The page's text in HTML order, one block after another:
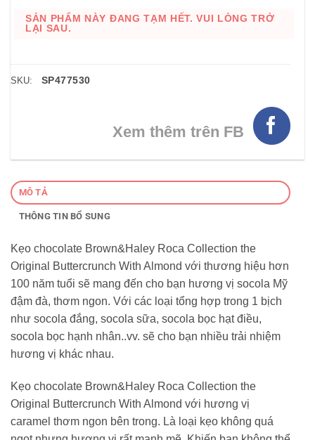
SẢN PHẨM NÀY ĐANG TẠM HẾT. VUI LÒNG TRỞ
LẠI SAU.
SKU: SP477530
Xem thêm trên FB
MÔ TẢ
THÔNG TIN BỔ SUNG
Kẹo chocolate Brown&Haley Roca Collection the
Original Buttercrunch With Almond với thương hiệu hơn
100 năm tuổi sẽ mang đến cho bạn hương vị socola Mỹ
đậm đà, thơm ngon. Với các loại tổng hợp trong 1 bịch
như socola đắng, socola sữa, socola bọc hạt điều,
socola bọc hạnh nhân..vv. sẽ cho bạn nhiều trải nhiệm
hương vị khác nhau.
Kẹo chocolate Brown&Haley Roca Collection the
Original Buttercrunch With Almond với hương vị
caramel thơm ngon bên trong. Là loại kẹo không quá